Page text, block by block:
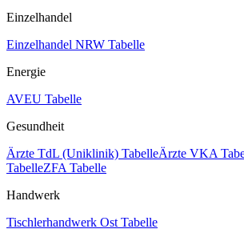
Einzelhandel
Einzelhandel NRW Tabelle
Energie
AVEU Tabelle
Gesundheit
Ärzte TdL (Uniklinik) TabelleÄrzte VKA
TabelleZFA Tabelle
Handwerk
Tischlerhandwerk Ost Tabelle